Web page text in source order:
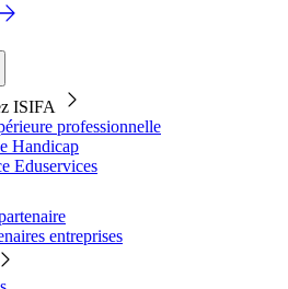
ISIFA
professionnelle
Handicap
Eduservices
entreprises